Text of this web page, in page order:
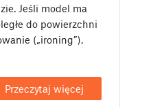
Jeśli model ma
do powierzchni
(„ironing”),
Przeczytaj więcej